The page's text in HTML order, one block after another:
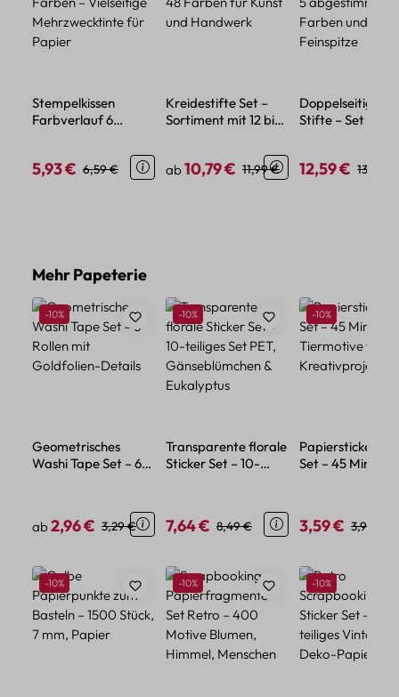
Stempelkissen
Farbverlauf 6
Mehrzwecktinte für
Papier
Verkaufspreis:
5,93 € Regulärer Preis:
6,59 €
Kreidestifte Set –
Sortiment mit 12 bis
Verkaufspreis:
ab10,79 € Regulärer Preis:
11,99 €
Doppelseitige
Stifte – Set mit 5
Feinspitze
Verkaufspreis:
12,59 € 13,99 €
Produktgalerie überspringen
Mehr Papeterie
Rabatt
-10%
Geometrisches
Washi Tape Set – 6
Verkaufspreis:
ab2,96 € Regulärer Preis:
3,29 €
Rabatt
-10%
Transparente florale
Sticker Set – 10-
Verkaufspreis:
7,64 € Regulärer Preis:
8,49 €
Rabatt
-10%
Papiersticker
Set – 45 Mini-
Verkaufspreis:
3,59 € 3,99 €
Produktgalerie überspringen
Rabatt
-10% Rabatt
-10% Rabatt
-10%